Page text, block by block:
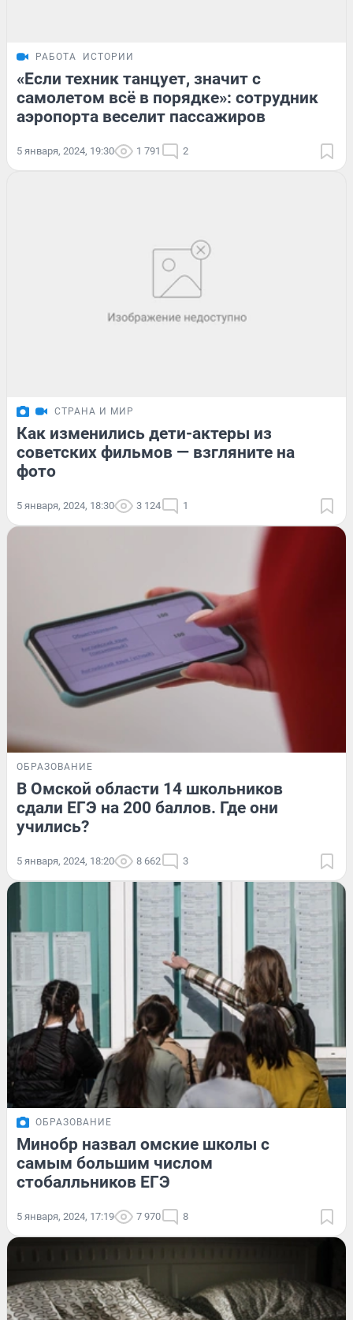
РАБОТА ИСТОРИИ
«Если техник танцует, значит с
самолетом всё в порядке»: сотрудник
аэропорта веселит пассажиров
5 января, 2024, 19:30 1 791 2
СТРАНА И МИР
Как изменились дети-актеры из
советских фильмов — взгляните на
фото
5 января, 2024, 18:30 3 124 1
ОБРАЗОВАНИЕ
В Омской области 14 школьников
сдали ЕГЭ на 200 баллов. Где они
учились?
5 января, 2024, 18:20 8 662 3
ОБРАЗОВАНИЕ
Минобр назвал омские школы с
самым большим числом
стобалльников ЕГЭ
5 января, 2024, 17:19 7 970 8